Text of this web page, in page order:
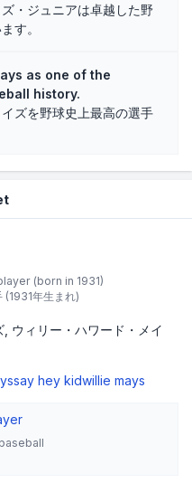
・ジュニアは卓越した野
す。
as one of the
history.
ズを野球史上最高の選手
(born in 1931)
(1931年生まれ)
ウィリー・ハワード・メイ
say hey kidwillie mays